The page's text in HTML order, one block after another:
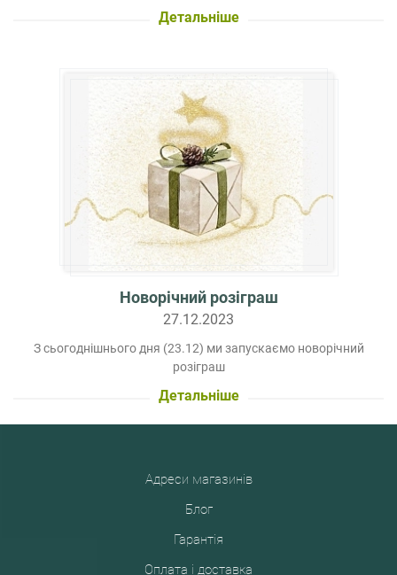
Детальніше
Новорічний розіграш
27.12.2023
З сьогоднішнього дня (23.12) ми запускаємо новорічний
розіграш
Детальніше
Адреси магазинів
Блог
Гарантія
Оплата і доставка